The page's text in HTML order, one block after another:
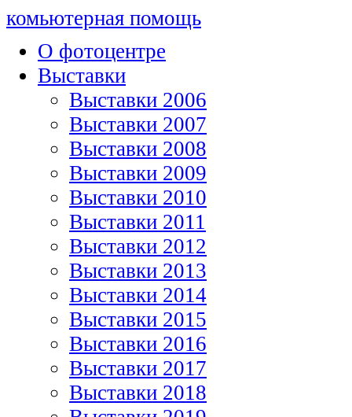
комьютерная помощь
О фотоцентре
Выставки
Выставки 2006
Выставки 2007
Выставки 2008
Выставки 2009
Выставки 2010
Выставки 2011
Выставки 2012
Выставки 2013
Выставки 2014
Выставки 2015
Выставки 2016
Выставки 2017
Выставки 2018